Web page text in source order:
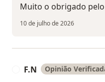
Muito o obrigado
10 de julho de 2026
F.N Opinião